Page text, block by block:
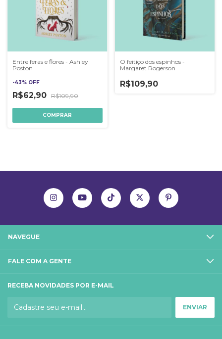
Entre feras e flores - Ashley
Poston
-43% OFF
R$62,90 R$109,90
O feitiço dos espinhos -
Margaret Rogerson
R$109,90
NAVEGUE
FALE COM A GENTE
RECEBA NOVIDADES POR E-MAIL